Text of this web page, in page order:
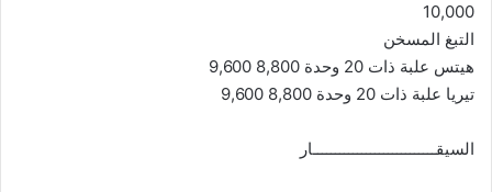
10,000
التبغ المسخن
هيتس علبة ذات 20 وحدة 8,800 9,600
تيريا علبة ذات 20 وحدة 8,800 9,600
السيقــــــــــــــــــــــــــــار